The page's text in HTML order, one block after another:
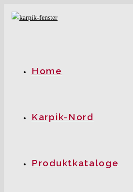
Inhalt
Home
Karpik-Nord
Produktkataloge